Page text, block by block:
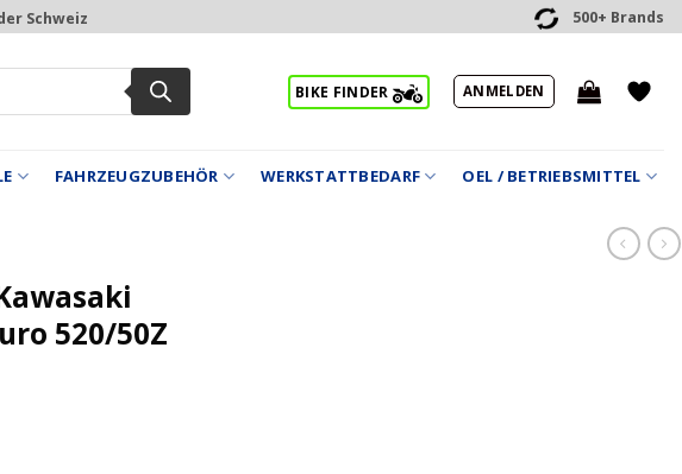
Schweiz 500+ Brands
BIKE FINDER ANMELDEN
FAHRZEUGZUBEHÖR WERKSTATTBEDARF OEL / BETRIEBSMITTEL
520/50Z